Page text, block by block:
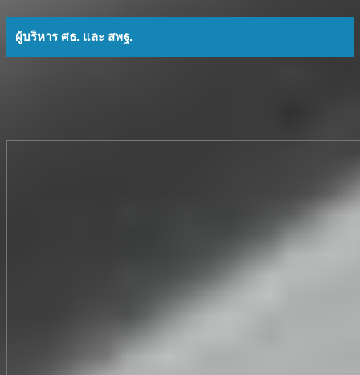
ผู้บริหาร ศธ. และ สพฐ.